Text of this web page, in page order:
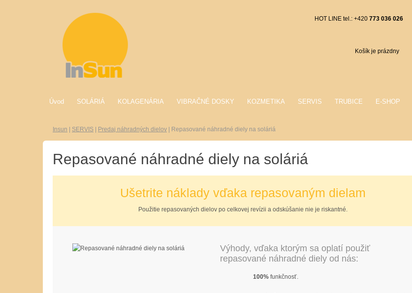
HOT LINE tel.: +420 773 036 026
Košík je prázdny
Úvod SOLÁRIÁ KOLAGENÁRIA VIBRAČNÉ DOSKY KOZMETIKA SERVIS TRUBICE E-SHOP
Insun SERVIS Predaj náhradných dielov Repasované náhradné diely na soláriá
Repasované náhradné diely na soláriá
Ušetrite náklady vďaka repasovaným dielam
Použitie repasovaných dielov po celkovej revízii a odskúšanie nie je riskantné.
Výhody, vďaka ktorým sa oplatí použiť
repasované náhradné diely od nás:
100%funkčnosť.